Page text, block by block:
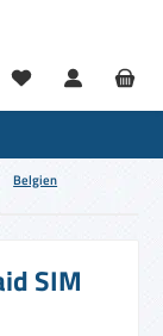
Belgien
SIM